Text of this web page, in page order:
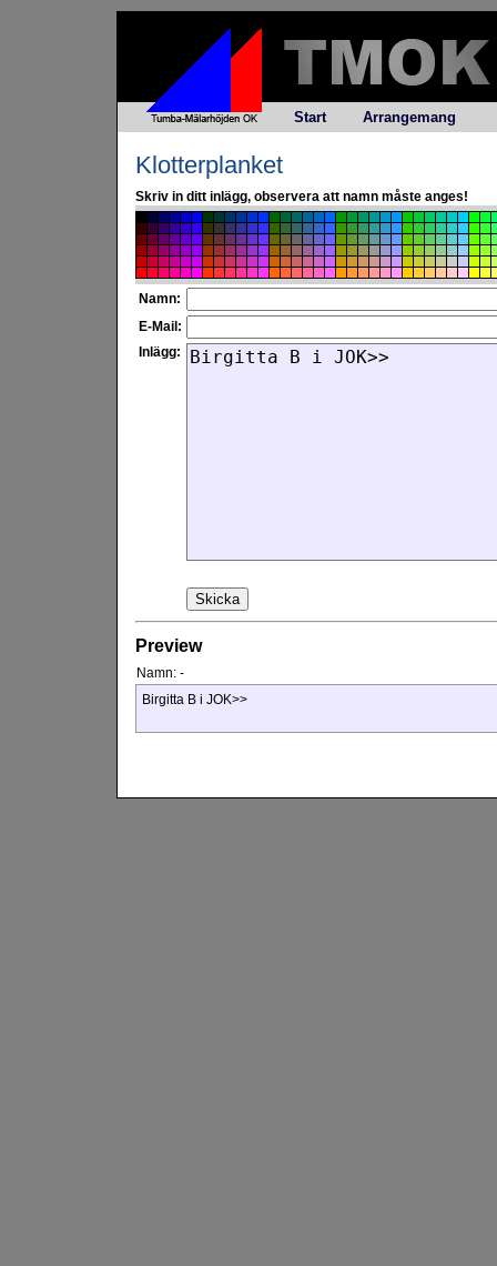
Start Arrangemang
Klotterplanket
Skriv in ditt inlägg, observera att namn måste anges!
Namn:
E-Mail:
Inlägg:
Preview
Namn: -
Birgitta B i JOK>>